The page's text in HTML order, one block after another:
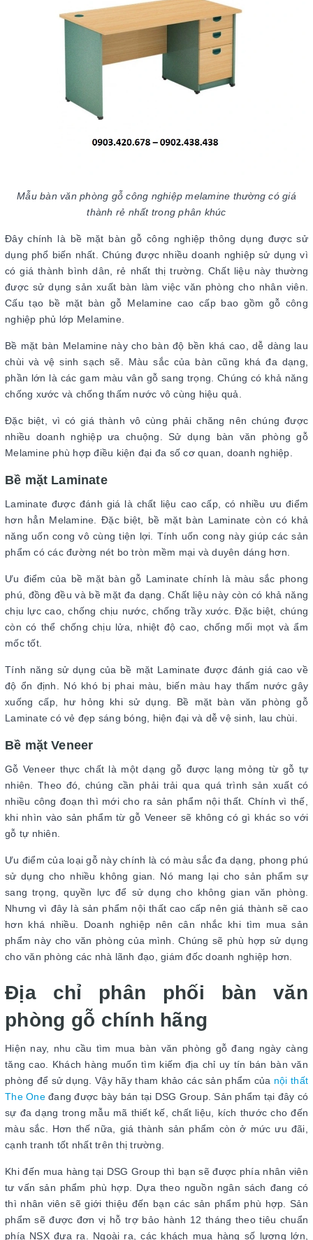
Mẫu bàn văn phòng gỗ công nghiệp melamine thường có giá
thành rẻ nhất trong phân khúc
Đây chính là bề mặt bàn gỗ công nghiệp thông dụng được sử
dụng phổ biến nhất. Chúng được nhiều doanh nghiệp sử dụng vì
có giá thành bình dân, rẻ nhất thị trường. Chất liệu này thường
được sử dụng sản xuất bàn làm việc văn phòng cho nhân viên.
Cấu tạo bề mặt bàn gỗ Melamine cao cấp bao gồm gỗ công
nghiệp phủ lớp Melamine.
Bề mặt bàn Melamine này cho bàn độ bền khá cao, dễ dàng lau
chùi và vệ sinh sạch sẽ. Màu sắc của bàn cũng khá đa dạng,
phần lớn là các gam màu vân gỗ sang trọng. Chúng có khả năng
chống xước và chống thấm nước vô cùng hiệu quả.
Đặc biệt, vì có giá thành vô cùng phải chăng nên chúng được
nhiều doanh nghiệp ưa chuộng. Sử dụng bàn văn phòng gỗ
Melamine phù hợp điều kiện đại đa số cơ quan, doanh nghiệp.
Bề mặt Laminate
Laminate được đánh giá là chất liệu cao cấp, có nhiều ưu điểm
hơn hẳn Melamine. Đặc biệt, bề mặt bàn Laminate còn có khả
năng uốn cong vô cùng tiện lợi. Tính uốn cong này giúp các sản
phẩm có các đường nét bo tròn mềm mại và duyên dáng hơn.
Ưu điểm của bề mặt bàn gỗ Laminate chính là màu sắc phong
phú, đồng đều và bề mặt đa dạng. Chất liệu này còn có khả năng
chịu lực cao, chống chịu nước, chống trầy xước. Đặc biệt, chúng
còn có thể chống chịu lửa, nhiệt độ cao, chống mối mọt và ẩm
mốc tốt.
Tính năng sử dụng của bề mặt Laminate được đánh giá cao về
độ ổn định. Nó khó bị phai màu, biến màu hay thấm nước gây
xuống cấp, hư hỏng khi sử dụng. Bề mặt bàn văn phòng gỗ
Laminate có vẻ đẹp sáng bóng, hiện đại và dễ vệ sinh, lau chùi.
Bề mặt Veneer
Gỗ Veneer thực chất là một dạng gỗ được lạng mỏng từ gỗ tự
nhiên. Theo đó, chúng cần phải trải qua quá trình sản xuất có
nhiều công đoạn thì mới cho ra sản phẩm nội thất. Chính vì thế,
khi nhìn vào sản phẩm từ gỗ Veneer sẽ không có gì khác so với
gỗ tự nhiên.
Ưu điểm của loại gỗ này chính là có màu sắc đa dạng, phong phú
sử dụng cho nhiều không gian. Nó mang lại cho sản phẩm sự
sang trọng, quyền lực để sử dụng cho không gian văn phòng.
Nhưng vì đây là sản phẩm nội thất cao cấp nên giá thành sẽ cao
hơn khá nhiều. Doanh nghiệp nên cân nhắc khi tìm mua sản
phẩm này cho văn phòng của mình. Chúng sẽ phù hợp sử dụng
cho văn phòng các nhà lãnh đạo, giám đốc doanh nghiệp hơn.
Địa chỉ phân phối bàn văn
phòng gỗ chính hãng
Hiện nay, nhu cầu tìm mua bàn văn phòng gỗ đang ngày càng
tăng cao. Khách hàng muốn tìm kiếm địa chỉ uy tín bán bàn văn
phòng để sử dụng. Vậy hãy tham khảo các sản phẩm của nội thất
The Oneđang được bày bán tại DSG Group. Sản phẩm tại đây có
sự đa dạng trong mẫu mã thiết kế, chất liệu, kích thước cho đến
màu sắc. Hơn thế nữa, giá thành sản phẩm còn ở mức ưu đãi,
cạnh tranh tốt nhất trên thị trường.
Khi đến mua hàng tại DSG Group thì bạn sẽ được phía nhân viên
tư vấn sản phẩm phù hợp. Dựa theo nguồn ngân sách đang có
thì nhân viên sẽ giới thiệu đến bạn các sản phẩm phù hợp. Sản
phẩm sẽ được đơn vị hỗ trợ bảo hành 12 tháng theo tiêu chuẩn
phía NSX đưa ra. Ngoài ra, các khách mua hàng số lượng lớn,